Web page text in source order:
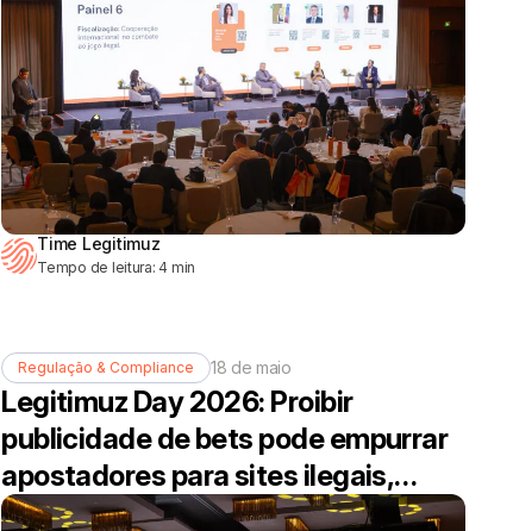
Time Legitimuz
Tempo de leitura: 4 min
Regulação & Compliance 18 de maio
Legitimuz Day 2026: Proibir
publicidade de bets pode empurrar
apostadores para sites ilegais,
alerta CEO da Superbet